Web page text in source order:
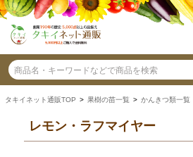
タキイネット通販TOP > 果樹の苗一覧 > かんきつ類一覧
レモン・ラフマイヤー